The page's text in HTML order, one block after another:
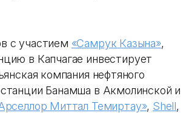
с участием «Самрук Казына»,
в Капчагае инвестирует
компания нефтяного
Банамша в Акмолинской и
Миттал Темиртау», Shell,